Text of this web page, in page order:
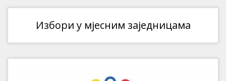
Избори у мјесним заједницама